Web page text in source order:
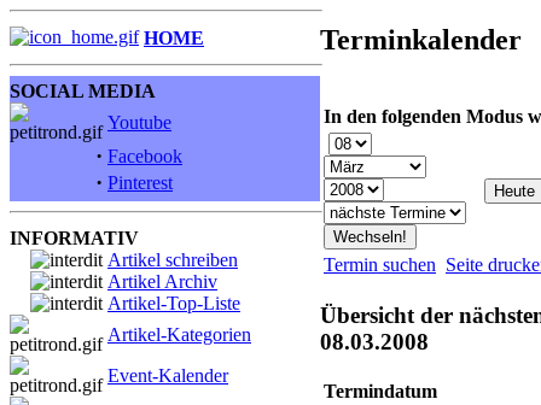
HOME
SOCIAL MEDIA
Youtube
· Facebook
· Pinterest
INFORMATIV
Artikel schreiben
Artikel Archiv
Artikel-Top-Liste
Artikel-Kategorien
Event-Kalender
Terminkalender
In den folgenden Modus
Termin suchen Seite
Übersicht der
08.03.2008
Termindatum